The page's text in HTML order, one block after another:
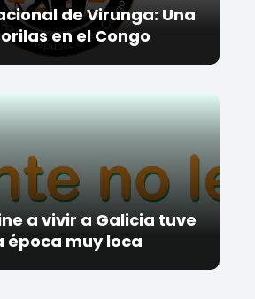
de Virunga: Una
en el Congo
a vivir a Galicia tuve
época muy loca